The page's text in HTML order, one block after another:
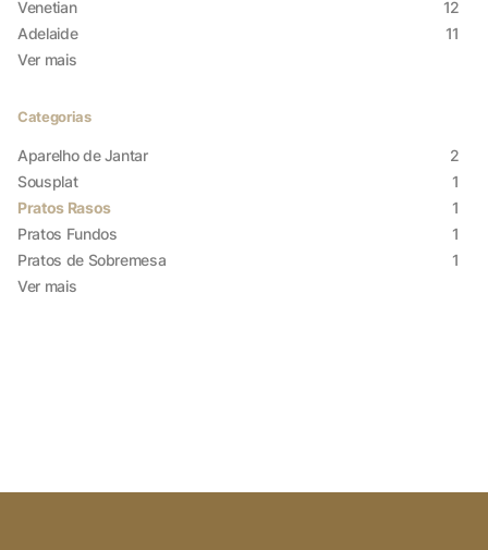
Venetian
12
Adelaide
11
Ver mais
Categorias
Aparelho de Jantar
2
Sousplat
1
Pratos Rasos
1
Pratos Fundos
1
Pratos de Sobremesa
1
Ver mais
Sempre ativado
Cookies Não Necessários